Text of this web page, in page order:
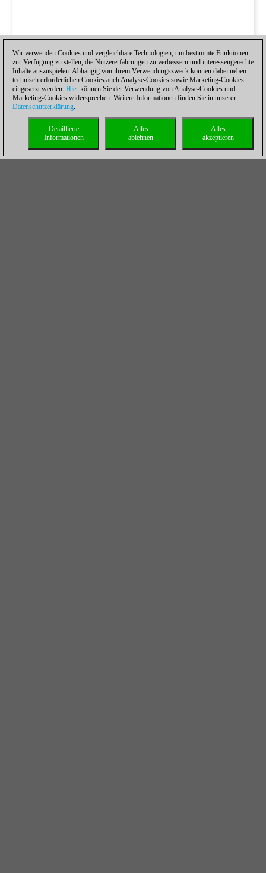
Wir verwenden Cookies und vergleichbare Technologien, um bestimmte Funktionen
zur Verfügung zu stellen, die Nutzererfahrungen zu verbessern und interessengerechte
Inhalte auszuspielen. Abhängig von ihrem Verwendungszweck können dabei neben
technisch erforderlichen Cookies auch Analyse-Cookies sowie Marketing-Cookies
eingesetzt werden. Hier können Sie der Verwendung von Analyse-Cookies und
Marketing-Cookies widersprechen. Weitere Informationen finden Sie in unserer
Datenschutzerklärung.
Alles
akzeptieren
Alles
ablehnen
Detaillierte
Informationen